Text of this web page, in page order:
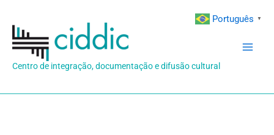
para
conteúdo
Centro de integração, documentação e difusão cultural
Português ▼